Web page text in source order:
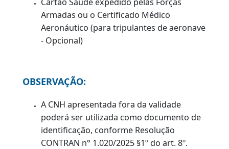
DOCUMENTAÇÃO
Original do documento de identificação;
Comprovante de inscrição no CPF;